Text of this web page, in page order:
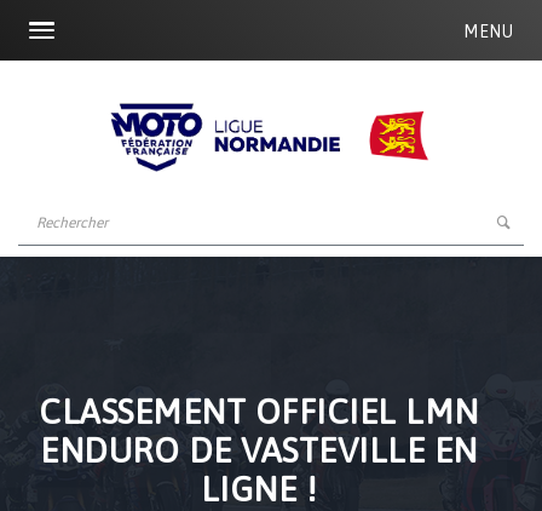
MENU
CLASSEMENT OFFICIEL LMN
ENDURO DE VASTEVILLE EN
LIGNE !